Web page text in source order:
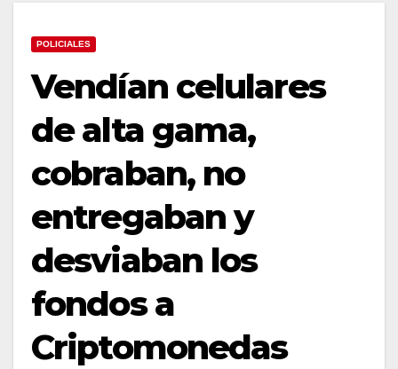
POLICIALES
Vendían celulares
de alta gama,
cobraban, no
entregaban y
desviaban los
fondos a
Criptomonedas